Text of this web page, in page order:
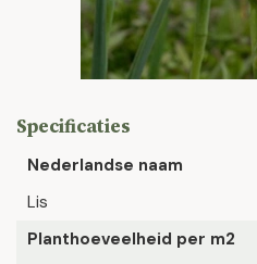
Specificaties
Nederlandse naam
Lis
Planthoeveelheid per m2